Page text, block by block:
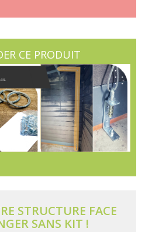
CE PRODUIT
STRUCTURE FACE
SANS KIT !